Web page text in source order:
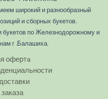
широкий и разнообразный
и сборных букетов.
букетов по Железнодорожному и
г .Балашиха.
офертa